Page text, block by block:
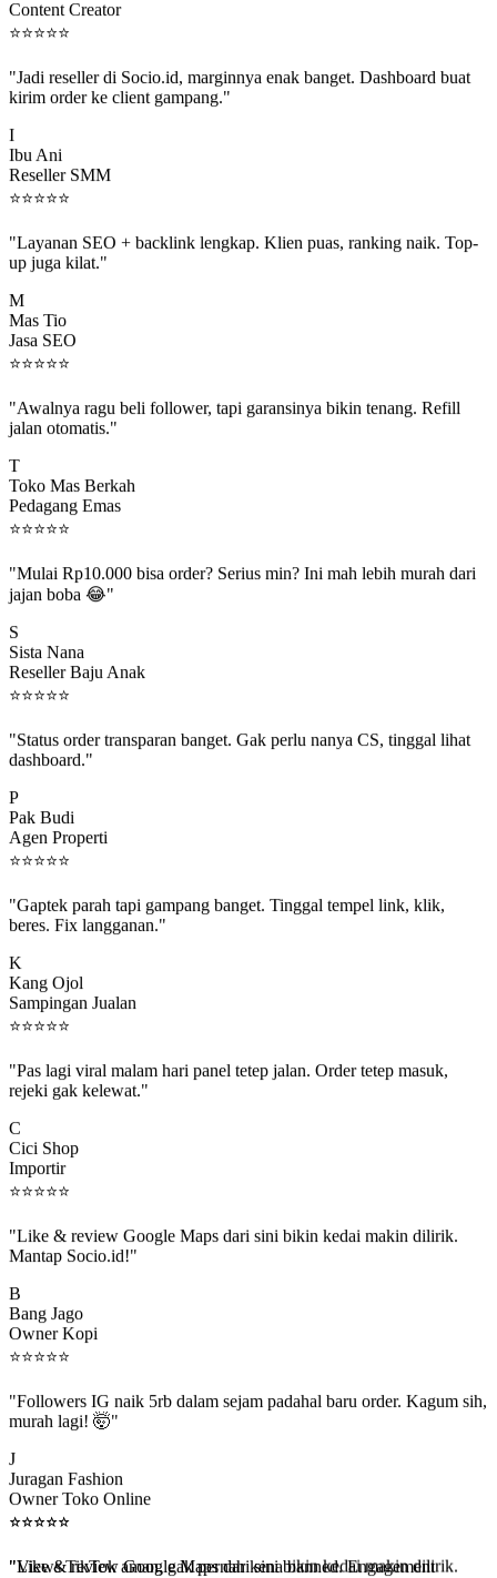
⭐⭐⭐⭐⭐
kirim order ke client gampang."
Ibu Ani
Reseller SMM
⭐⭐⭐⭐⭐
up juga kilat."
Mas Tio
Jasa SEO
⭐⭐⭐⭐⭐
jalan otomatis."
Toko Mas Berkah
Pedagang Emas
⭐⭐⭐⭐⭐
jajan boba 😂"
Sista Nana
Reseller Baju Anak
⭐⭐⭐⭐⭐
dashboard."
Pak Budi
Agen Properti
⭐⭐⭐⭐⭐
beres. Fix langganan."
Kang Ojol
Sampingan Jualan
⭐⭐⭐⭐⭐
rejeki gak kelewat."
Cici Shop
Importir
⭐⭐⭐⭐⭐
Mantap Socio.id!"
Bang Jago
Owner Kopi
⭐⭐⭐⭐ ⭐
murah lagi! 🤯"
Juragan Fashion
Owner Toko Online
⭐⭐⭐⭐ ⭐
beneran naik, algoritma suka."